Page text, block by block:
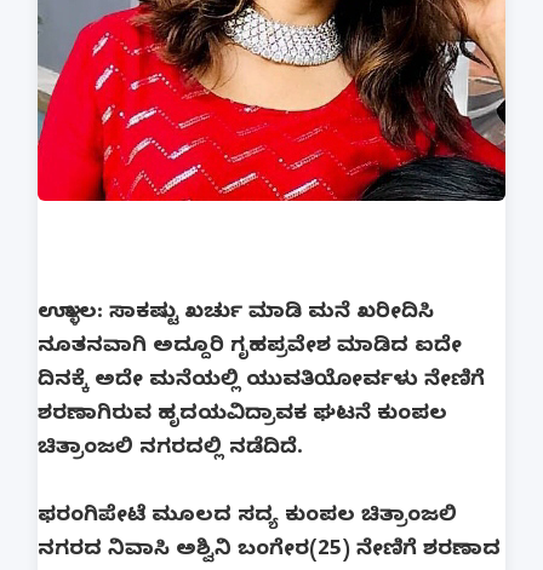
ಉಳ್ಳಾಲ: ಸಾಕಷ್ಟು ಖರ್ಚು ಮಾಡಿ ಮನೆ ಖರೀದಿಸಿ
ನೂತನವಾಗಿ ಅದ್ದೂರಿ ಗೃಹಪ್ರವೇಶ ಮಾಡಿದ ಐದೇ
ದಿನಕ್ಕೆ ಅದೇ ಮನೆಯಲ್ಲಿ ಯುವತಿಯೋರ್ವಳು ನೇಣಿಗೆ
ಶರಣಾಗಿರುವ ಹೃದಯವಿದ್ರಾವಕ ಘಟನೆ ಕುಂಪಲ
ಚಿತ್ರಾಂಜಲಿ ನಗರದಲ್ಲಿ ನಡೆದಿದೆ.
ಫರಂಗಿಪೇಟೆ ಮೂಲದ ಸದ್ಯ ಕುಂಪಲ ಚಿತ್ರಾಂಜಲಿ
ನಗರದ ನಿವಾಸಿ ಅಶ್ವಿನಿ ಬಂಗೇರ(25) ನೇಣಿಗೆ ಶರಣಾದ